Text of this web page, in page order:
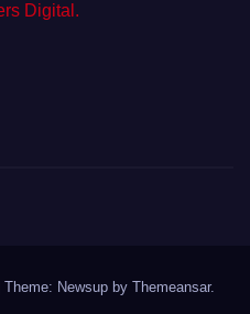
Digital.
Theme: Newsup by Themeansar.